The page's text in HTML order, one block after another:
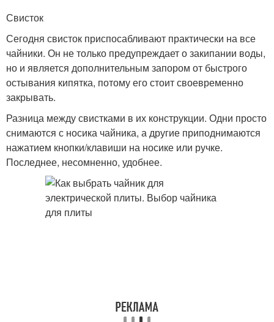
Свисток
Сегодня свисток приспосабливают практически на все
чайники. Он не только предупреждает о закипании воды,
но и является дополнительным запором от быстрого
остывания кипятка, потому его стоит своевременно
закрывать.
Разница между свистками в их конструкции. Одни просто
снимаются с носика чайника, а другие приподнимаются
нажатием кнопки/клавиши на носике или ручке.
Последнее, несомненно, удобнее.